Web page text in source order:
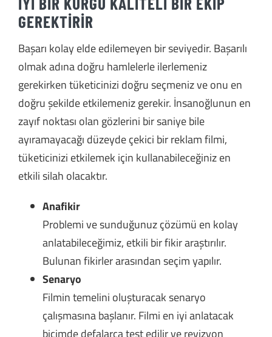
GEREKTİRİR
Başarı kolay elde edilemeyen bir seviyedir. Başarılı
olmak adına doğru hamlelerle ilerlemeniz
gerekirken tüketicinizi doğru seçmeniz ve onu en
doğru şekilde etkilemeniz gerekir. İnsanoğlunun en
zayıf noktası olan gözlerini bir saniye bile
ayıramayacağı düzeyde çekici bir reklam filmi,
tüketicinizi etkilemek için kullanabileceğiniz en
etkili silah olacaktır.
Anafikir
Problemi ve sunduğunuz çözümü en kolay
anlatabileceğimiz, etkili bir fikir araştırılır.
Bulunan fikirler arasından seçim yapılır.
Senaryo
Filmin temelini oluşturacak senaryo
çalışmasına başlanır. Filmi en iyi anlatacak
biçimde defalarca test edilir ve revizyon